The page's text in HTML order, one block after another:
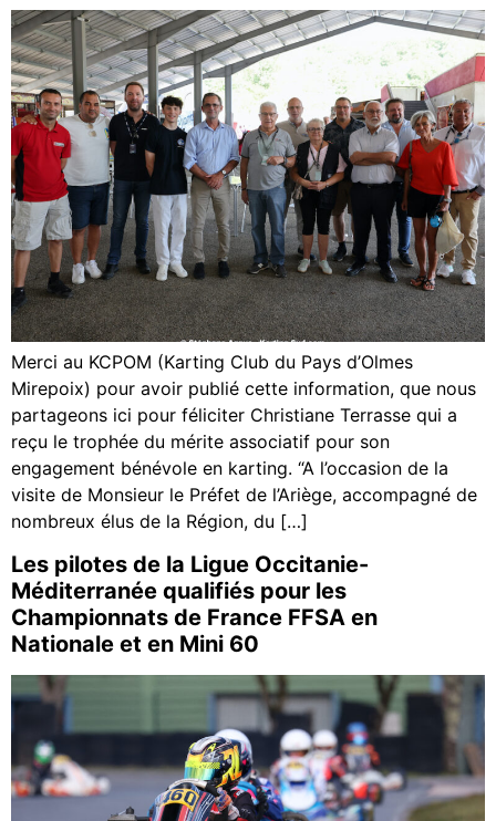
Merci au KCPOM (Karting Club du Pays d’Olmes
Mirepoix) pour avoir publié cette information, que nous
partageons ici pour féliciter Christiane Terrasse qui a
reçu le trophée du mérite associatif pour son
engagement bénévole en karting. “A l’occasion de la
visite de Monsieur le Préfet de l’Ariège, accompagné de
nombreux élus de la Région, du […]
Les pilotes de la Ligue Occitanie-
Méditerranée qualifiés pour les
Championnats de France FFSA en
Nationale et en Mini 60